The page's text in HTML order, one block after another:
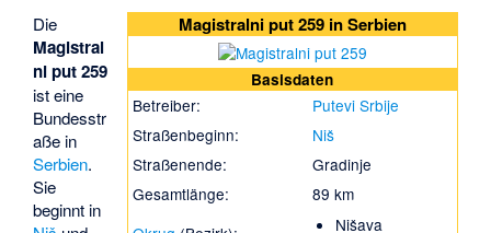
Magistralni put 259 in Serbien
Basisdaten
Betreiber:
Putevi Srbije
Straßenbeginn:
Niš
Straßenende:
Gradinje
Gesamtlänge:
89 km
Nišava
Die
Magistral
ni put 259
ist eine
Bundesstr
aße in
Serbien.
Sie
beginnt in